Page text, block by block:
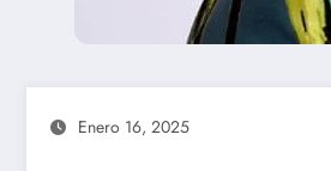
Enero 16, 2025